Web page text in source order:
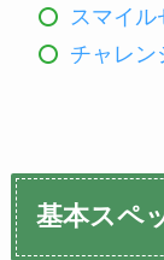
スマイル
チャレン
基本スペ